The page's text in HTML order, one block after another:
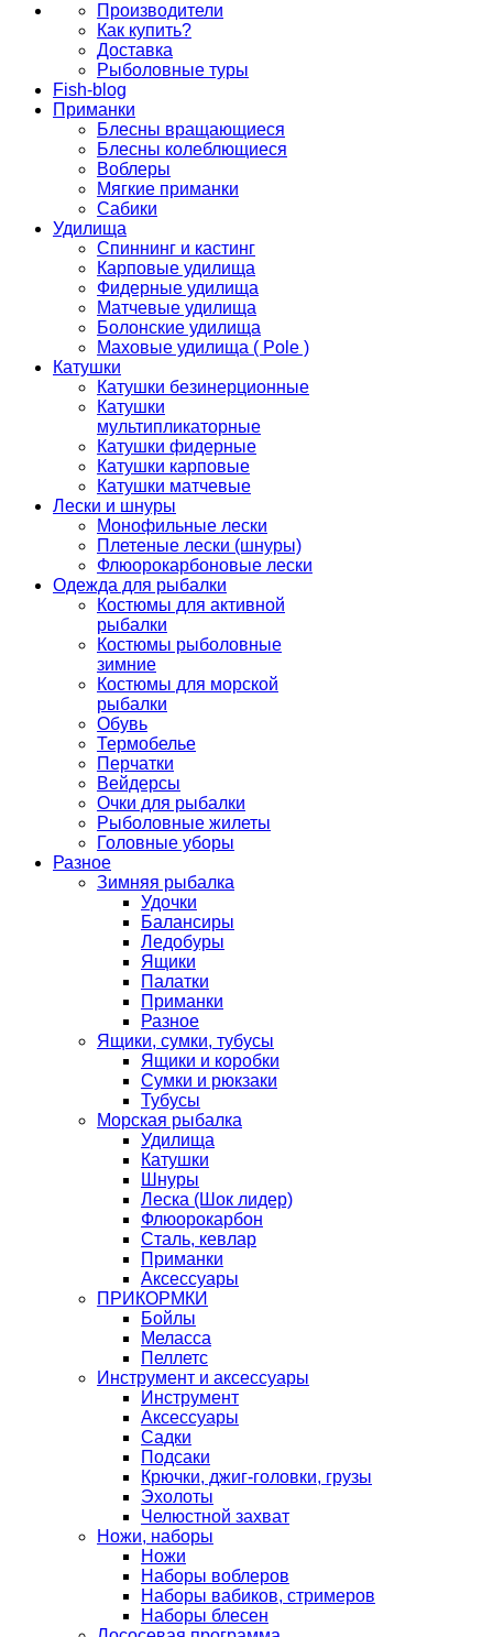
Производители
Как купить?
Доставка
Рыболовные туры
Fish-blog
Приманки
Блесны вращающиеся
Блесны колеблющиеся
Воблеры
Мягкие приманки
Сабики
Удилища
Спиннинг и кастинг
Карповые удилища
Фидерные удилища
Матчевые удилища
Болонские удилища
Маховые удилища ( Pole )
Катушки
Катушки безинерционные
Катушки
мультипликаторные
Катушки фидерные
Катушки карповые
Катушки матчевые
Лески и шнуры
Монофильные лески
Плетеные лески (шнуры)
Флюорокарбоновые лески
Одежда для рыбалки
Костюмы для активной
рыбалки
Костюмы рыболовные
зимние
Костюмы для морской
рыбалки
Обувь
Термобелье
Перчатки
Вейдерсы
Очки для рыбалки
Рыболовные жилеты
Головные уборы
Разное
Зимняя рыбалка
Удочки
Балансиры
Ледобуры
Ящики
Палатки
Приманки
Разное
Ящики, сумки, тубусы
Ящики и коробки
Сумки и рюкзаки
Тубусы
Морская рыбалка
Удилища
Катушки
Шнуры
Леска (Шок лидер)
Флюорокарбон
Сталь, кевлар
Приманки
Аксессуары
ПРИКОРМКИ
Бойлы
Меласса
Пеллетс
Инструмент и аксессуары
Инструмент
Аксессуары
Садки
Подсаки
Крючки, джиг-головки, грузы
Эхолоты
Челюстной захват
Ножи, наборы
Ножи
Наборы воблеров
Наборы вабиков, стримеров
Наборы блесен